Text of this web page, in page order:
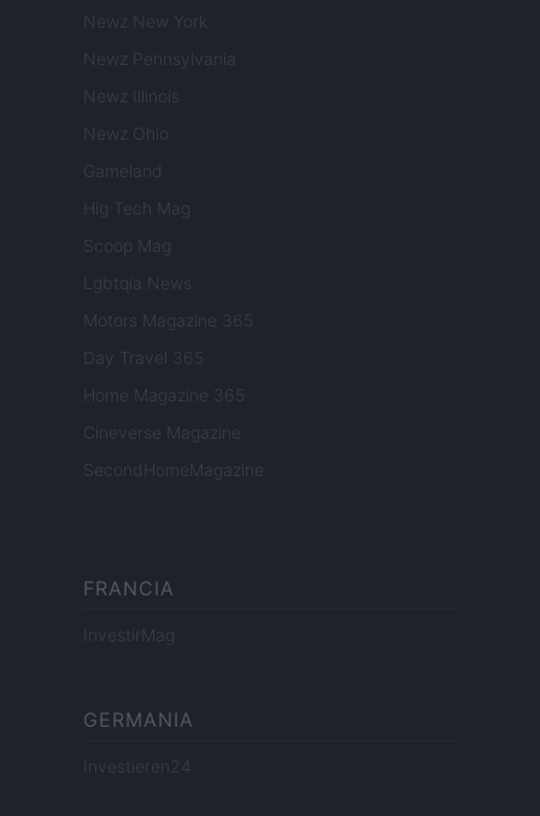
Newz New York
Newz Pennsylvania
Newz Illinois
Newz Ohio
Gameland
Hig Tech Mag
Scoop Mag
Lgbtqia News
Motors Magazine 365
Day Travel 365
Home Magazine 365
Cineverse Magazine
SecondHomeMagazine
FRANCIA
InvestirMag
GERMANIA
Investieren24